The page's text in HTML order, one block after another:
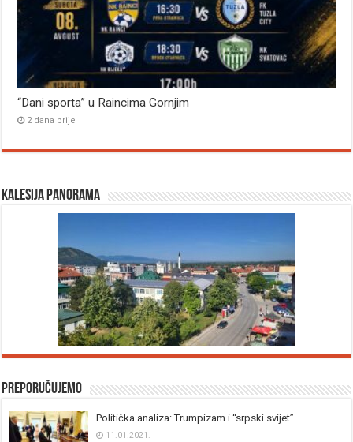
“Dani sporta” u Raincima Gornjim
2 dana prije
Kalesija panorama
Preporučujemo
Politička analiza: Trumpizam i “srpski svijet”
11.01.2021.